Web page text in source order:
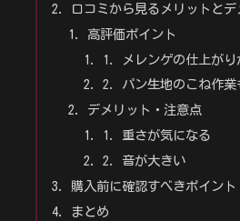
口コミから見るメリットとデ
高評価ポイント
1. メレンゲの仕上がり
2. パン生地のこね作業
デメリット・注意点
1. 重さが気になる
2. 音が大きい
購入前に確認すべきポイント
まとめ